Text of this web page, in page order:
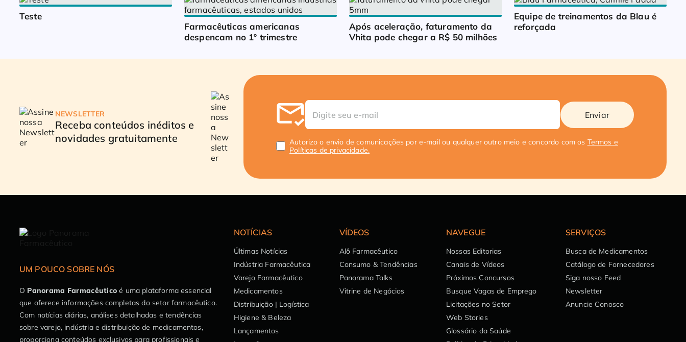
Teste
Farmacêuticas americanas
despencam no 1º trimestre
Após aceleração, faturamento da
Vhita pode chegar a R$ 50 milhões
Equipe de treinamentos da Blau é
reforçada
NEWSLETTER
Receba conteúdos inéditos e
novidades gratuitamente
Enviar
Autorizo o envio de comunicações por e-mail ou qualquer outro meio e concordo com os Termos e
Políticas de privacidade.
UM POUCO SOBRE NÓS
O Panorama Farmacêutico é uma plataforma essencial
que oferece informações completas do setor farmacêutico.
Com notícias diárias, análises detalhadas e tendências
sobre varejo, indústria e distribuição de medicamentos,
proporciona conteúdos exclusivos para profissionais e
NOTÍCIAS
Últimas Notícias
Indústria Farmacêutica
Varejo Farmacêutico
Medicamentos
Distribuição | Logística
Higiene & Beleza
Lançamentos
VÍDEOS
Alô Farmacêutico
Consumo & Tendências
Panorama Talks
Vitrine de Negócios
NAVEGUE
Nossas Editorias
Canais de Vídeos
Próximos Concursos
Busque Vagas de Emprego
Licitações no Setor
Web Stories
Glossário da Saúde
SERVIÇOS
Busca de Medicamentos
Catálogo de Fornecedores
Siga nosso Feed
Newsletter
Anuncie Conosco